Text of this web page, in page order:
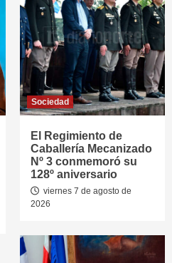
Sociedad
El Regimiento de
Caballería Mecanizado
Nº 3 conmemoró su
128º aniversario
viernes 7 de agosto de
2026